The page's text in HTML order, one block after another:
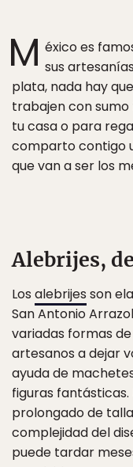
M éxico es
sus
plata, nada hay
trabajen con
tu casa o para
comparto contigo
que van a ser los
Alebrijes,
Los alebrijes son
San Antonio
variadas formas
artesanos a dejar
ayuda de
figuras
prolongado de
complejidad del
puede tardar